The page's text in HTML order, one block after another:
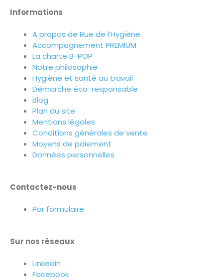
Informations
A propos de Rue de l’Hygiène
Accompagnement PREMIUM
La charte B-POP
Notre philosophie
Hygiène et santé au travail
Démarche éco-responsable
Blog
Plan du site
Mentions légales
Conditions générales de vente
Moyens de paiement
Données personnelles
Contactez-nous
Par formulaire
Sur nos réseaux
Linkedin
Facebook